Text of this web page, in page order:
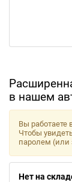
в нашем
Вы работаете
Чтобы
паролем (или
Нет на